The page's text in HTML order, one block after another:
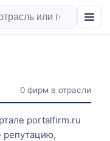
0 фирм в отрасли
portalfirm.ru
репутацию,